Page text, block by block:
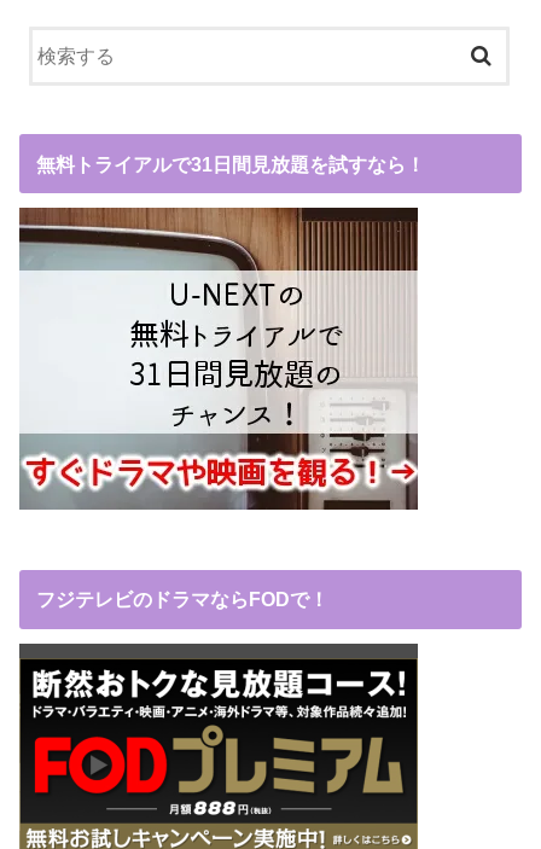
無料トライアルで31日間見放題を試すなら！
フジテレビのドラマならFODで！